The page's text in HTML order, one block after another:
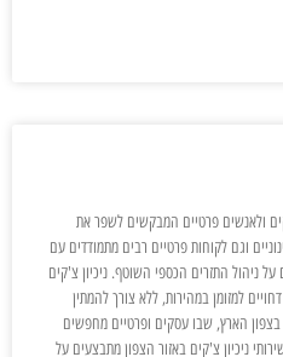
ולאנשים פרטיים המבקשים לשפר את
וגם לקוחות פרטיים רבים מתמודדים עם
ניהול התזרים הכספי השוטף. ניכיון צ'קים
למזומן במהירות, ללא צורך להמתין
בצפון הארץ, שבו עסקים ופרטיים מחפשים
ניכיון צ'קים באזור הצפון מתבצעים על